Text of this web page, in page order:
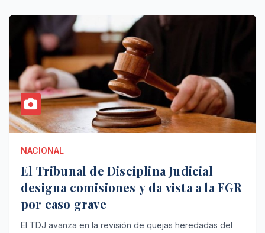
NACIONAL
El Tribunal de Disciplina Judicial
designa comisiones y da vista a la FGR
por caso grave
El TDJ avanza en la revisión de quejas heredadas del